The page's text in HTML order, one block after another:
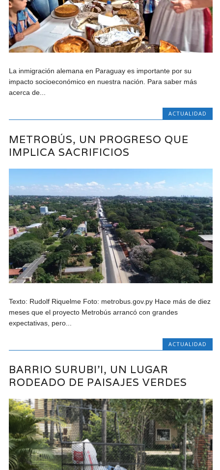
La inmigración alemana en Paraguay es importante por su
impacto socioeconómico en nuestra nación. Para saber más
acerca de...
ACTUALIDAD
METROBÚS, UN PROGRESO QUE
IMPLICA SACRIFICIOS
Texto: Rudolf Riquelme Foto: metrobus.gov.py Hace más de diez
meses que el proyecto Metrobús arrancó con grandes
expectativas, pero...
ACTUALIDAD
BARRIO SURUBI’I, UN LUGAR
RODEADO DE PAISAJES VERDES